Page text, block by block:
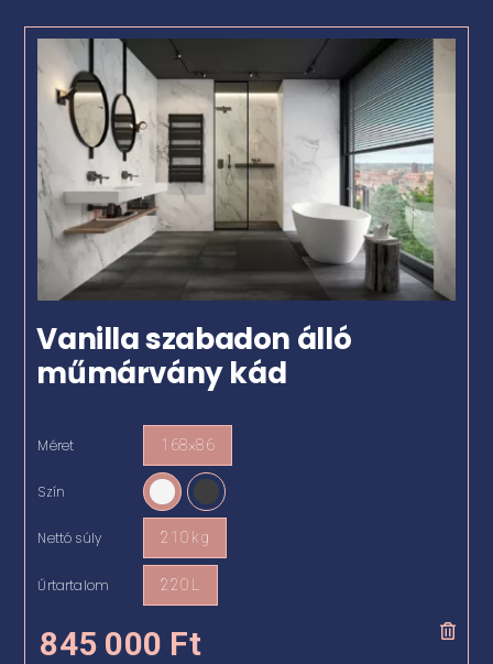
Vanilla szabadon álló
műmárvány kád
Méret 168×86
Szín
Nettó súly 210 kg
Űrtartalom 220 L
845 000 Ft